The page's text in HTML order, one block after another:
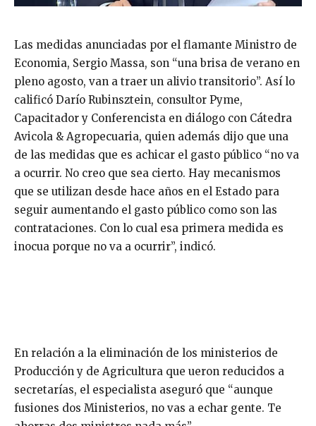
Las medidas anunciadas por el flamante Ministro de
Economia, Sergio Massa, son “una brisa de verano en
pleno agosto, van a traer un alivio transitorio”. Así lo
calificó Darío Rubinsztein, consultor Pyme,
Capacitador y Conferencista en diálogo con Cátedra
Avicola & Agropecuaria, quien además dijo que una
de las medidas que es achicar el gasto público “no va
a ocurrir. No creo que sea cierto. Hay mecanismos
que se utilizan desde hace años en el Estado para
seguir aumentando el gasto público como son las
contrataciones. Con lo cual esa primera medida es
inocua porque no va a ocurrir”, indicó.
En relación a la eliminación de los ministerios de
Producción y de Agricultura que ueron reducidos a
secretarías, el especialista aseguró que “aunque
fusiones dos Ministerios, no vas a echar gente. Te